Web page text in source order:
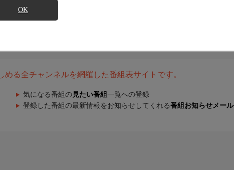
OK
る全チャンネルを網羅した番組表サイトです。
気になる番組の 見たい番組 一覧への登録
登録した番組の最新情報をお知らせしてくれる番組お知らせメール